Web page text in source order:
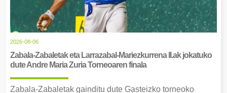
2026-08-06
Zabala-Zabaletak eta Larrazabal-Mariezkurrena II.ak jokatuko
dute Andre Maria Zuria Torneoaren finala
Zabala-Zabaletak gainditu dute Gasteizko torneoko